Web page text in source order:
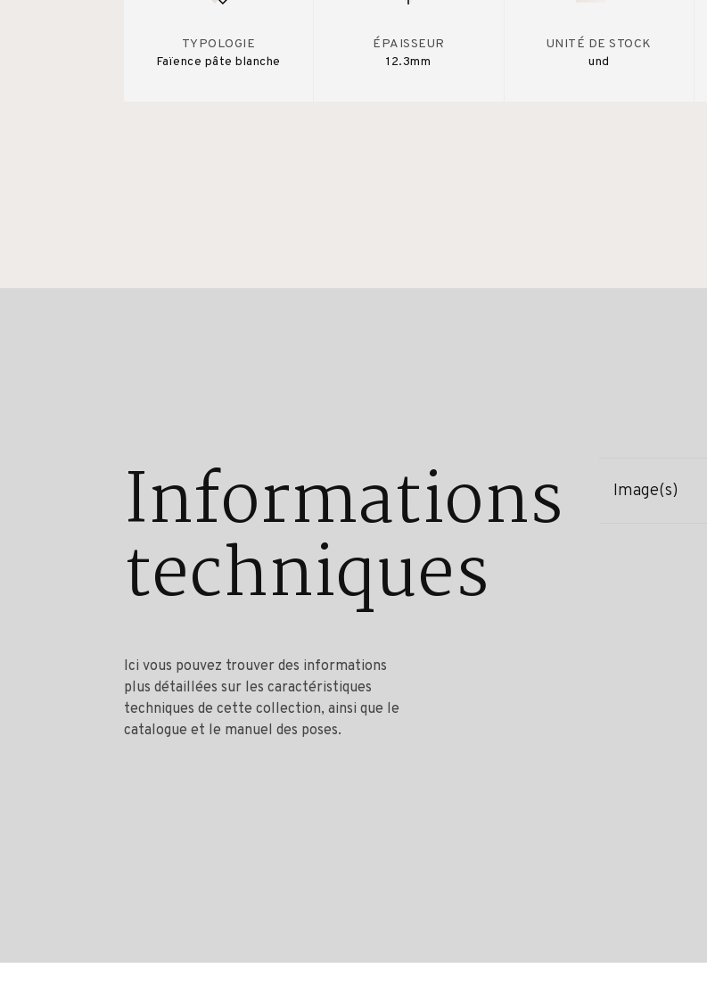
TYPOLOGIE
Faïence pâte blanche
ÉPAISSEUR
12.3mm
UNITÉ DE STOCK
und
Informations
techniques
Ici vous pouvez trouver des informations
plus détaillées sur les caractéristiques
techniques de cette collection, ainsi que le
catalogue et le manuel des poses.
Image(s)